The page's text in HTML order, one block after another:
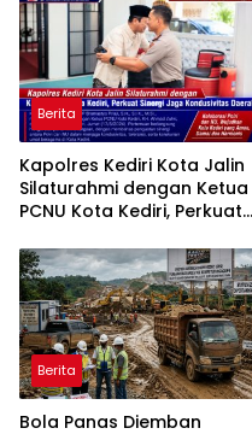
Berita
Kapolres Kediri Kota Jalin
Silaturahmi dengan Ketua
PCNU Kota Kediri, Perkuat
Daerah
Berita
Bola Panas Diemban